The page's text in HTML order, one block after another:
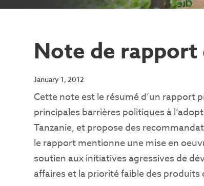
Note de rapport
January 1, 2012
Cette note est le résumé d’un rapport
principales barrières politiques à
Tanzanie, et propose des
le rapport mentionne une mise en
soutien aux initiatives agressives de
affaires et la priorité faible des